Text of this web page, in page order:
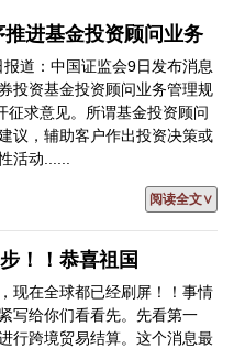
进基金投资顾问业务
道：中国证监会9日发布消息
投资基金投资顾问业务管理规
征求意见。所谓基金投资顾问
议，辅助客户作出投资决策或
活动......
阅读全文∨
！！恭喜祖国
现在全球都已经刷屏！！事情
写给你们看看先。先看第一
行跨境贸易结算。这个消息最